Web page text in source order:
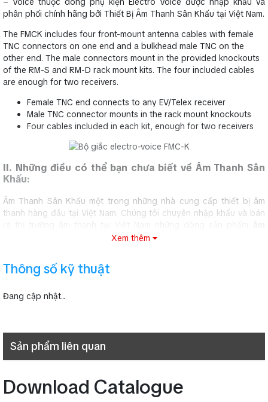
phân phối chính hãng bởi Thiết Bị Âm Thanh Sân Khấu tại Việt Nam.
The FMCK includes four front-mount antenna cables with female
TNC connectors on one end and a bulkhead male TNC on the
other end. The male connectors mount in the provided knockouts
of the RM-S and RM-D rack mount kits. The four included cables
are enough for two receivers.
Female TNC end connects to any EV/Telex receiver
Male TNC connector mounts in the rack mount knockouts
Four cables included in each kit, enough for two receivers
II. Những điều có thể bạn chưa biết về Âm Thanh Sân
Khấu:
Âm Thanh Sân Khấu một trong những nhà cung cấp thiết bị âm
thanh hàng đầu tại Việt Nam. Chúng tôi chuyên nhập khẩu và bán
, âm thanh sân khấu, những thiết bị âm thanh
lượng sản phẩm tốt nhất, giá cả cạnh tranh nhất trên thị trường âm
thanh Việt Nam.
Với những thương hiệu âm thanh hàng đầu thế giới như
>> Có thể bạn quan tâm đến các dòng phụ kiện Electro Voice
khác: Bộ xử lý Electro-voice DC-ONE-E-230V
Xem thêm
Thông số kỹ thuật
Đang cập nhật...
Sản phẩm liên quan
Download Catalogue